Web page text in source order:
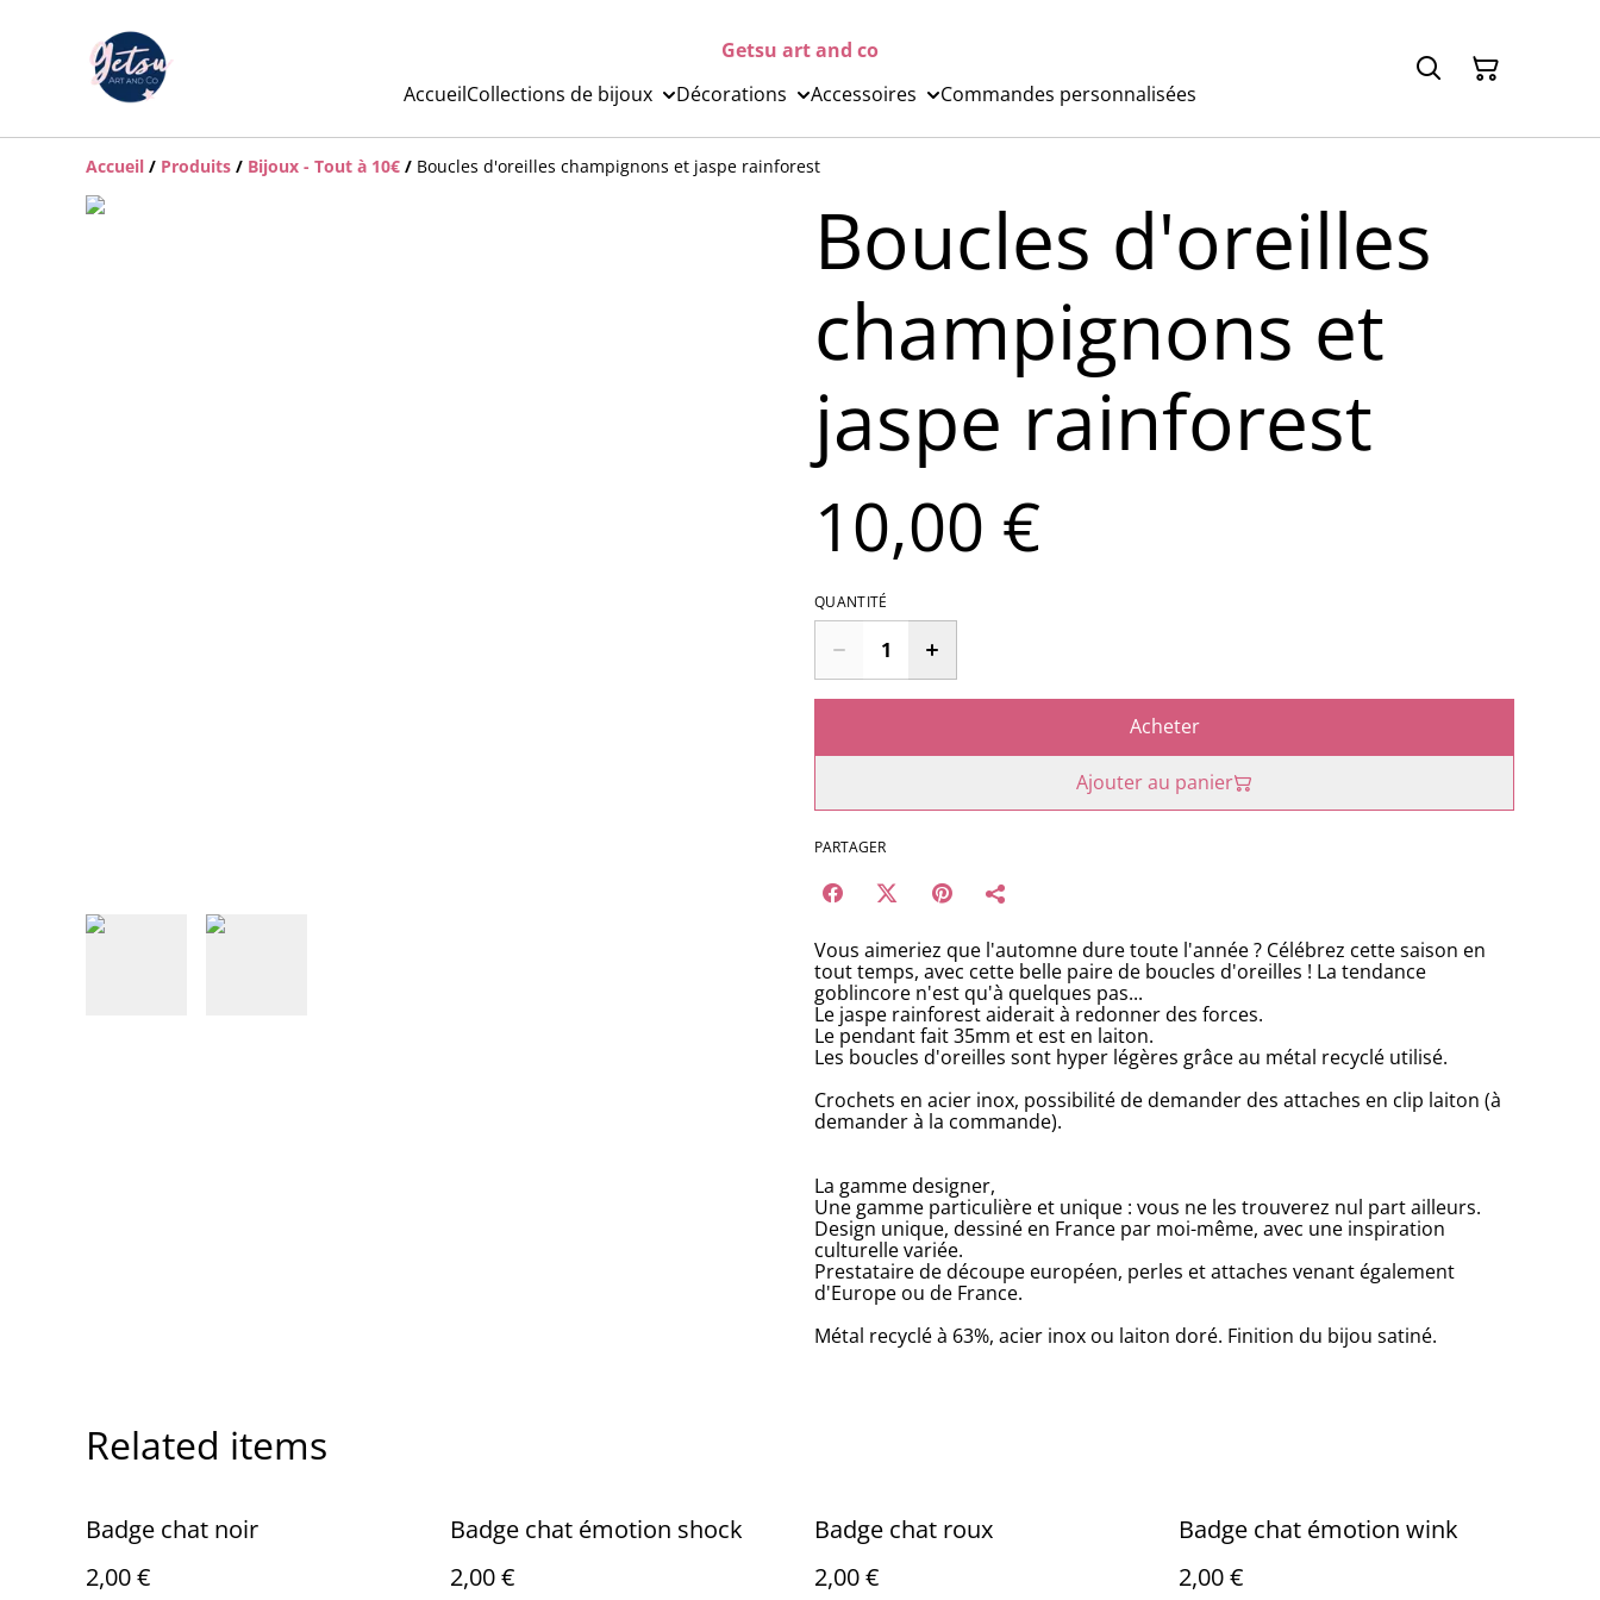
Getsu art and co
AccueilCollections de bijoux Décorations Accessoires Commandes personnalisées
Accueil / Produits / Bijoux - Tout à 10€ / Boucles d'oreilles champignons et jaspe rainforest
Boucles d'oreilles
champignons et
jaspe rainforest
10,00 €
QUANTITÉ
Acheter
Ajouter au panier
PARTAGER
Vous aimeriez que l'automne dure toute l'année ? Célébrez cette saison en
tout temps, avec cette belle paire de boucles d'oreilles ! La tendance
goblincore n'est qu'à quelques pas...
Le jaspe rainforest aiderait à redonner des forces.
Le pendant fait 35mm et est en laiton.
Les boucles d'oreilles sont hyper légères grâce au métal recyclé utilisé.
Crochets en acier inox, possibilité de demander des attaches en clip laiton (à
demander à la commande).
La gamme designer,
Une gamme particulière et unique : vous ne les trouverez nul part ailleurs.
Design unique, dessiné en France par moi-même, avec une inspiration
culturelle variée.
Prestataire de découpe européen, perles et attaches venant également
d'Europe ou de France.
Métal recyclé à 63%, acier inox ou laiton doré. Finition du bijou satiné.
Related items
Badge chat noir
2,00 €
Badge chat émotion shock
2,00 €
Badge chat roux
2,00 €
Badge chat émotion wink
2,00 €